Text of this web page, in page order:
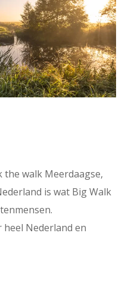
walk Meerdaagse,
is wat Big Walk
Nederland en